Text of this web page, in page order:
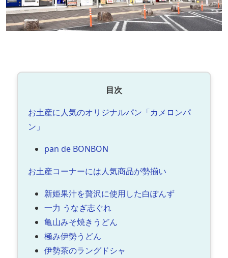
目次
お土産に人気のオリジナルパン「カメロンパ
ン」
pan de BONBON
お土産コーナーには人気商品が勢揃い
新姫果汁を贅沢に使用した白ぽんず
一力 うなぎ志ぐれ
亀山みそ焼きうどん
極み伊勢うどん
伊勢茶のラングドシャ